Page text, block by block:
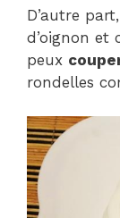
D’autre
d’oignon et
peux
rondelles